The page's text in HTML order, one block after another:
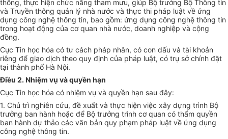
thông, thực hiện chức năng tham mưu, giúp Bộ trưởng Bộ Thông tin
và Truyền thông quản lý nhà nước và thực thi pháp luật về ứng
dụng công nghệ thông tin, bao gồm: ứng dụng công nghệ thông tin
trong hoạt động của cơ quan nhà nước, doanh nghiệp và cộng
đồng.
Cục Tin học hóa có tư cách pháp nhân, có con dấu và tài khoản
riêng để giao dịch theo quy định của pháp luật, có trụ sở chính đặt
tại thành phố Hà Nội.
Điều 2. Nhiệm vụ và quyền hạn
Cục Tin học hóa có nhiệm vụ và quyền hạn sau đây:
1. Chủ trì nghiên cứu, đề xuất và thực hiện việc xây dựng trình Bộ
trưởng ban hành hoặc để Bộ trưởng trình cơ quan có thẩm quyền
ban hành dự thảo các văn bản quy phạm pháp luật về ứng dụng
công nghệ thông tin.